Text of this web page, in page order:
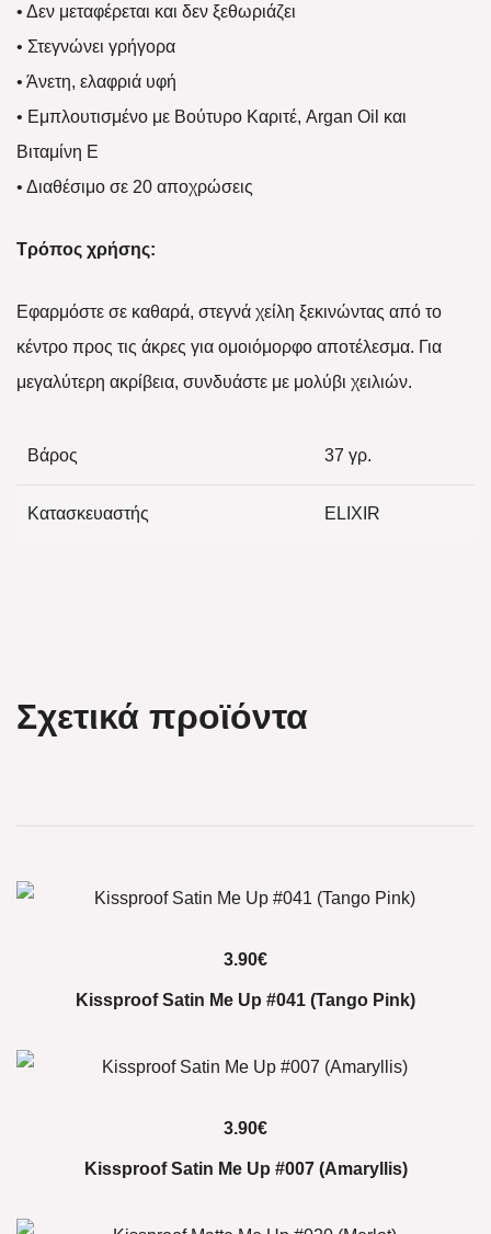
• Δεν μεταφέρεται και δεν ξεθωριάζει
• Στεγνώνει γρήγορα
• Άνετη, ελαφριά υφή
• Εμπλουτισμένο με Βούτυρο Καριτέ, Argan Oil και
Βιταμίνη Ε
• Διαθέσιμο σε 20 αποχρώσεις
Τρόπος χρήσης:
Εφαρμόστε σε καθαρά, στεγνά χείλη ξεκινώντας από το
κέντρο προς τις άκρες για ομοιόμορφο αποτέλεσμα. Για
μεγαλύτερη ακρίβεια, συνδυάστε με μολύβι χειλιών.
Βάρος 37 γρ.
Κατασκευαστής ELIXIR
Σχετικά προϊόντα
3.90€
Kissproof Satin Me Up #041 (Tango Pink)
3.90€
Kissproof Satin Me Up #007 (Amaryllis)